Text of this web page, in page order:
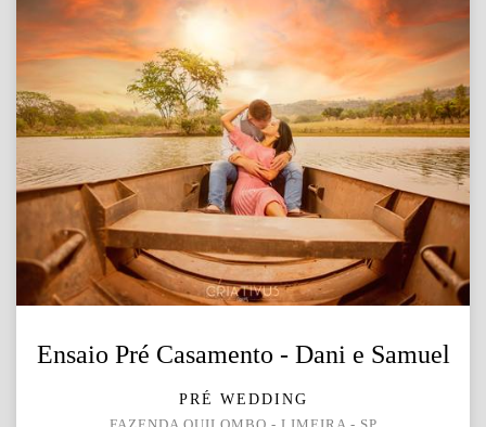
Ensaio Pré Casamento - Dani e Samuel
PRÉ WEDDING